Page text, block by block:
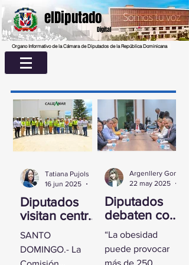
elDiputado
Digital
Organo Informativo de la Cámara de Diputados de la República Dominicana
Diputados
visitan centro
UASD La
Romana para
conocer
SANTO
DOMINGO.- La
Tatiana Pujols
16 jun 2025
Diputados
debaten con
experta
sobre la
obesidad
“La obesidad
puede provocar
más de 250
22 may 2025